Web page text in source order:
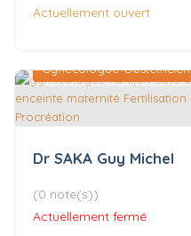
Actuellement ouvert
Gynécologue-Obstétricien
Dr SAKA Guy Michel
(0 note(s))
Actuellement fermé